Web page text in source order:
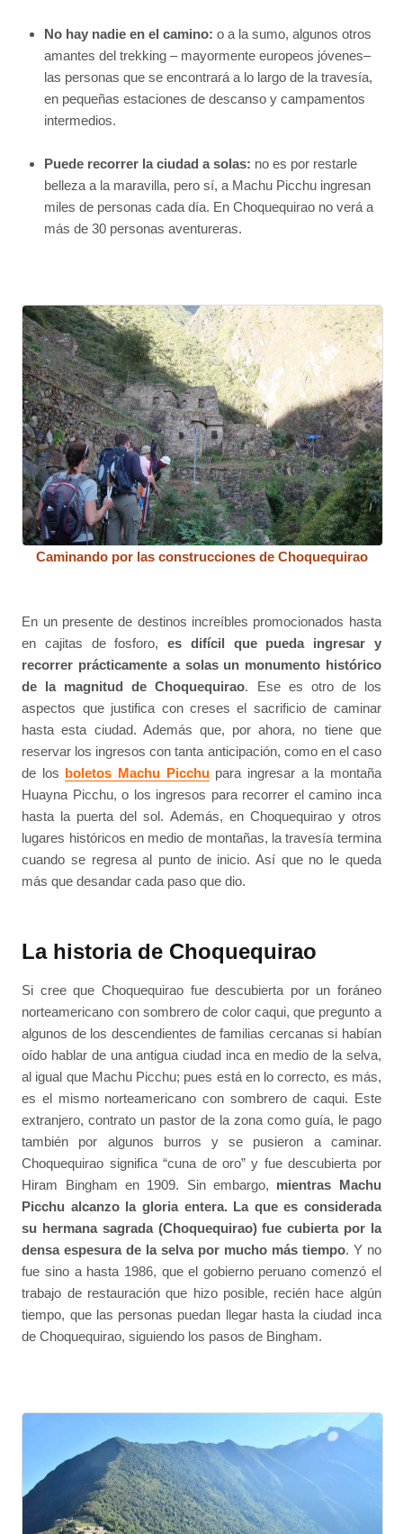
No hay nadie en el camino: o a la sumo, algunos otros
amantes del trekking – mayormente europeos jóvenes–
las personas que se encontrará a lo largo de la travesía,
en pequeñas estaciones de descanso y campamentos
intermedios.
Puede recorrer la ciudad a solas: no es por restarle
belleza a la maravilla, pero sí, a Machu Picchu ingresan
miles de personas cada día. En Choquequirao no verá a
más de 30 personas aventureras.
Caminando por las construcciones de Choquequirao
En un presente de destinos increíbles promocionados hasta
en cajitas de fosforo,es difícil que pueda ingresar y
recorrer prácticamente a solas un monumento histórico
de la magnitud de Choquequirao. Ese es otro de los
aspectos que justifica con creses el sacrificio de caminar
hasta esta ciudad. Además que, por ahora, no tiene que
reservar los ingresos con tanta anticipación, como en el caso
de los boletos Machu Picchupara ingresar a la montaña
Huayna Picchu, o los ingresos para recorrer el camino inca
hasta la puerta del sol. Además, en Choquequirao y otros
lugares históricos en medio de montañas, la travesía termina
cuando se regresa al punto de inicio. Así que no le queda
más que desandar cada paso que dio.
La historia de Choquequirao
Si cree que Choquequirao fue descubierta por un foráneo
norteamericano con sombrero de color caqui, que pregunto a
algunos de los descendientes de familias cercanas si habían
oído hablar de una antigua ciudad inca en medio de la selva,
al igual que Machu Picchu; pues está en lo correcto, es más,
es el mismo norteamericano con sombrero de caqui. Este
extranjero, contrato un pastor de la zona como guía, le pago
también por algunos burros y se pusieron a caminar.
Choquequirao significa “cuna de oro” y fue descubierta por
Hiram Bingham en 1909. Sin embargo, mientras Machu
Picchu alcanzo la gloria entera. La que es considerada
su hermana sagrada (Choquequirao) fue cubierta por la
densa espesura de la selva por mucho más tiempo. Y no
fue sino a hasta 1986, que el gobierno peruano comenzó el
trabajo de restauración que hizo posible, recién hace algún
tiempo, que las personas puedan llegar hasta la ciudad inca
de Choquequirao, siguiendo los pasos de Bingham.